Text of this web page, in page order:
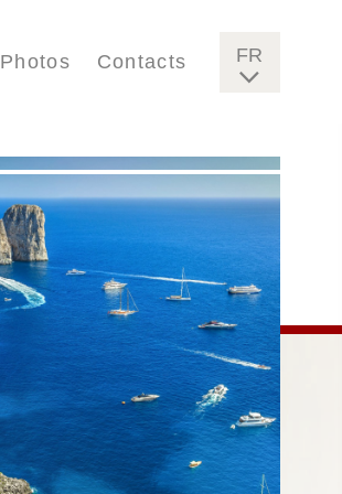
Photos Contacts FR
ES
FI